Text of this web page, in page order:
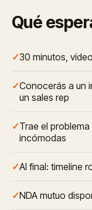
Qué
30 minutos,
Conocerás a un
un sales rep
Trae el
incómodas
Al final: timeline
NDA mutuo